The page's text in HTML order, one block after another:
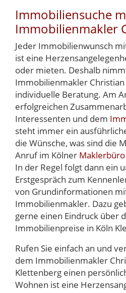
Immobiliensuche
Immobilienmakler
Jeder Immobilienwunsch
ist eine
oder mieten. Deshalb
Immobilienmakler
individuelle Beratung. Am
erfolgreichen
Interessenten und dem
steht immer ein
die Wünsche, was sind die
Anruf im Kölner Maklerbüro
In der Regel folgt dann ein
Erstgespräch zum
von Grundinformationen
Immobilienmakler. Dazu
gerne einen Eindruck über
Immobilienpreise in Köln
Rufen Sie einfach an und
dem Immobilienmakler
Klettenberg einen
Wohnen ist eine